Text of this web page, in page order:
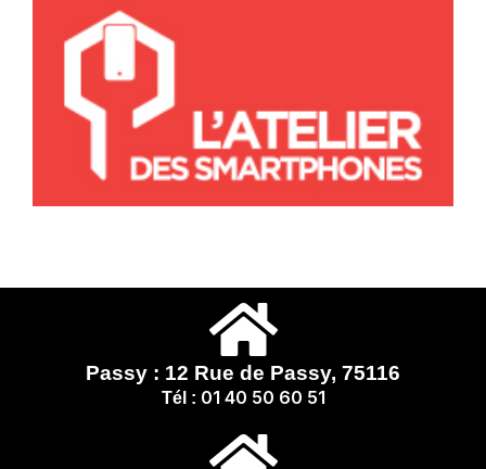
Passy : 12 Rue de Passy, 75116
Tél : 01 40 50 60 51